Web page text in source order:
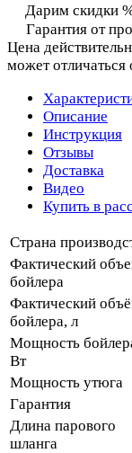
Дарим скидки
Гарантия от
Цена
может отличаться
Описание
Инструкция
Отзывы
Доставка
Видео
Купить в
Страна
Фактический
бойлера
Фактический
бойлера, л
Мощность
Вт
Мощность утюга
Гарантия
Длина парового
шланга